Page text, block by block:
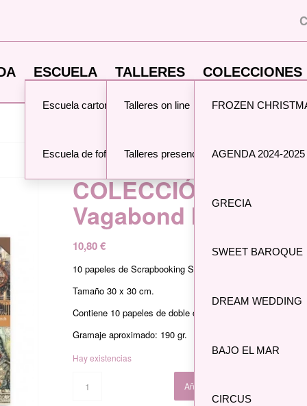
ESCUELA
Escuela cartonaje
Escuela de fofuchas
TALLERES
Talleres on line
Talleres presenciales
FROZEN
AGENDA 2024-2025
GRECIA
SWEET BAROQUE
DREAM WEDDING
BAJO EL MAR
CIRCUS
COLECCIÓN 30×30
Vagabond In
10,80€
10 papeles de Scrapbooking Stamperia
Tamaño 30 x 30 cm.
Contiene 10 papeles de doble cara libres de ácido y
Gramaje aproximado: 190 gr.
Hay existencias
Añadir al carrito